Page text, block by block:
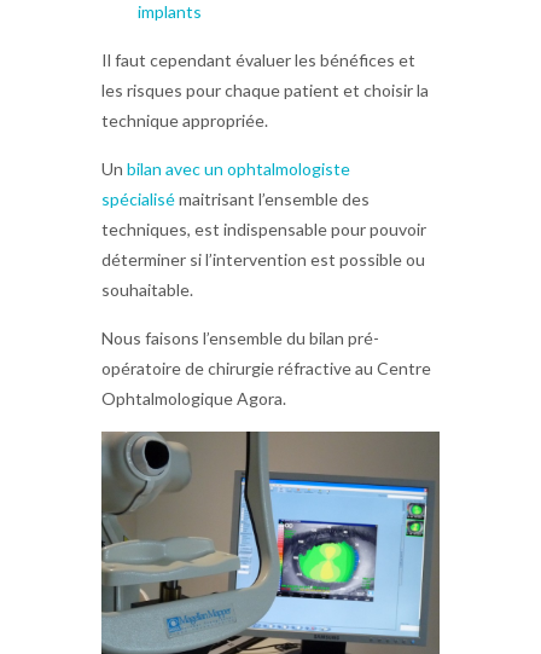
implants
Il faut cependant évaluer les bénéfices et
les risques pour chaque patient et choisir la
technique appropriée.
Un bilan avec un ophtalmologiste
spécialisémaitrisant l’ensemble des
techniques, est indispensable pour pouvoir
déterminer si l’intervention est possible ou
souhaitable.
Nous faisons l’ensemble du bilan pré-
opératoire de chirurgie réfractive au Centre
Ophtalmologique Agora.